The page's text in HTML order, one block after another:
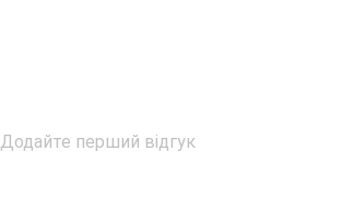
Додайте перший відгук